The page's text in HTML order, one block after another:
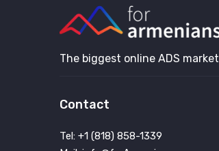
The biggest online ADS market
Contact
Tel: +1 (818) 858-1339